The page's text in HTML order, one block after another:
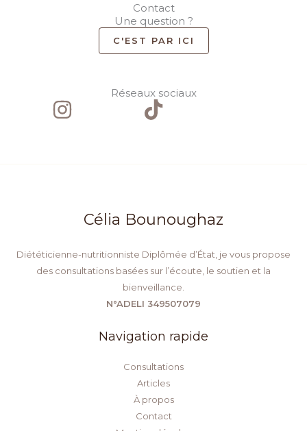
La suite à venir...
Contact
Une question ?
C'EST PAR ICI
Réseaux sociaux
Célia Bounoughaz
Diététicienne-nutritionniste Diplômée d’État, je vous propose
des consultations basées sur l’écoute, le soutien et la
bienveillance.
N°ADELI 349507079
Navigation rapide
Consultations
Articles
À propos
Contact